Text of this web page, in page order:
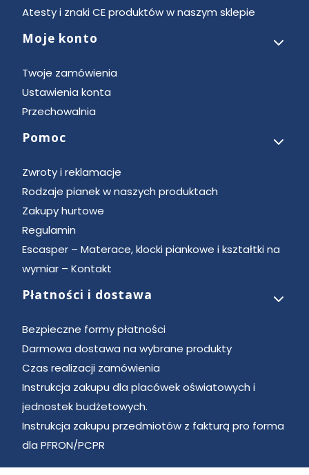
Atesty i znaki CE produktów w naszym sklepie
Moje konto
Twoje zamówienia
Ustawienia konta
Przechowalnia
Pomoc
Zwroty i reklamacje
Rodzaje pianek w naszych produktach
Zakupy hurtowe
Regulamin
Escasper – Materace, klocki piankowe i kształtki na
wymiar – Kontakt
Płatności i dostawa
Bezpieczne formy płatności
Darmowa dostawa na wybrane produkty
Czas realizacji zamówienia
Instrukcja zakupu dla placówek oświatowych i
jednostek budżetowych.
Instrukcja zakupu przedmiotów z fakturą pro forma
dla PFRON/PCPR